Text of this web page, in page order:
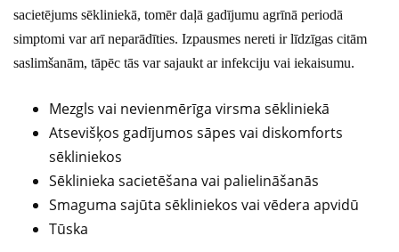
sacietējums sēkliniekā, tomēr daļā gadījumu agrīnā periodā
simptomi var arī neparādīties. Izpausmes nereti ir līdzīgas citām
saslimšanām, tāpēc tās var sajaukt ar infekciju vai iekaisumu.
Mezgls vai nevienmērīga virsma sēkliniekā
Atsevišķos gadījumos sāpes vai diskomforts
sēkliniekos
Sēklinieka sacietēšana vai palielināšanās
Smaguma sajūta sēkliniekos vai vēdera apvidū
Tūska